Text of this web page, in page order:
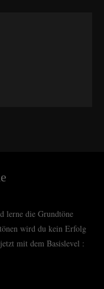
lerne die Grundtöne
wird du kein Erfolg
mit dem Basislevel :